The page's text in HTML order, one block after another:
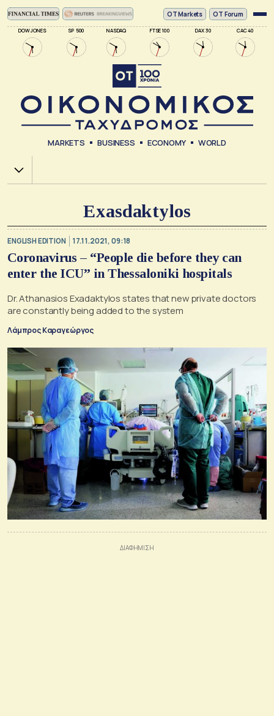
DOW JONES SP 500 NASDAQ FTSE 100 DAX 30 CAC 40
ΟΤ Markets OT Forum
MARKETS BUSINESS ECONOMY WORLD
Χ.Α.
Exasdaktylos
ENGLISH EDITION 17.11.2021, 09:18
Coronavirus – “People die before they can
enter the ICU” in Thessaloniki hospitals
Dr. Athanasios Exadaktylos states that new private doctors
are constantly being added to the system
Λάμπρος Καραγεώργος